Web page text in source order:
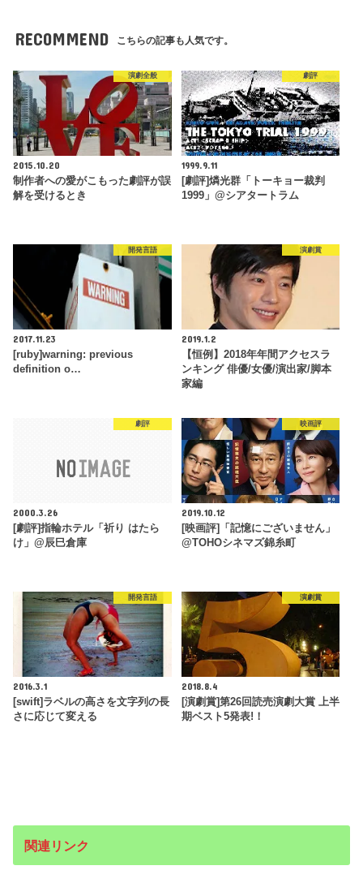
RECOMMEND こちらの記事も人気です。
演劇全般
2015.10.20
制作者への愛がこもった劇評が誤
解を受けるとき
劇評
1999.9.11
[劇評]燐光群「トーキョー裁判
1999」@シアタートラム
開発言語
2017.11.23
[ruby]warning: previous
definition o…
演劇賞
2019.1.2
【恒例】2018年年間アクセスラ
ンキング 俳優/女優/演出家/脚本
家編
劇評
2000.3.26
[劇評]指輪ホテル「祈り はたら
け」@辰巳倉庫
映画評
2019.10.12
[映画評]「記憶にございません」
@TOHOシネマズ錦糸町
開発言語
2016.3.1
[swift]ラベルの高さを文字列の長
さに応じて変える
演劇賞
2018.8.4
[演劇賞]第26回読売演劇大賞 上半
期ベスト5発表!！
関連リンク